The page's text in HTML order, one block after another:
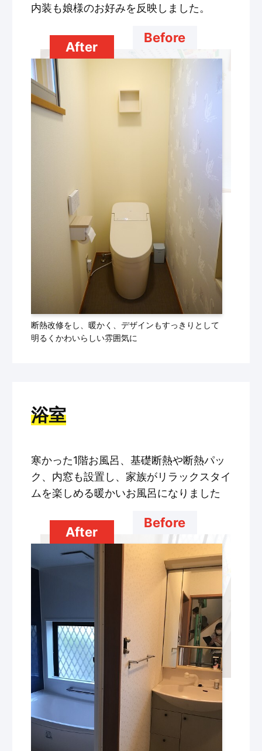
内装も娘様のお好みを反映しました。
Before
断熱改修をし、暖かく、デザインもすっきりとして
明るくかわいらしい雰囲気に
After
浴室
寒かった1階お風呂、基礎断熱や断熱パッ
ク、内窓も設置し、家族がリラックスタイ
ムを楽しめる暖かいお風呂になりました
Before
After